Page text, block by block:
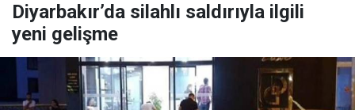
Diyarbakır’da silahlı saldırıyla ilgili
yeni gelişme